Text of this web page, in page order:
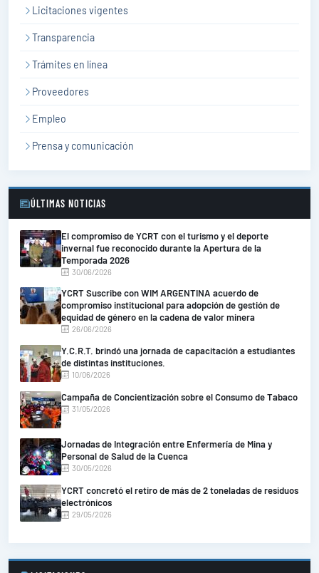
Licitaciones vigentes
Transparencia
Trámites en línea
Proveedores
Empleo
Prensa y comunicación
ÚLTIMAS NOTICIAS
El compromiso de YCRT con el turismo y el deporte
invernal fue reconocido durante la Apertura de la
Temporada 2026
30/06/2026
YCRT Suscribe con WIM ARGENTINA acuerdo de
compromiso institucional para adopción de gestión de
equidad de género en la cadena de valor minera
26/06/2026
Y.C.R.T. brindó una jornada de capacitación a estudiantes
de distintas instituciones.
10/06/2026
Campaña de Concientización sobre el Consumo de Tabaco
31/05/2026
Jornadas de Integración entre Enfermería de Mina y
Personal de Salud de la Cuenca
30/05/2026
YCRT concretó el retiro de más de 2 toneladas de residuos
electrónicos
29/05/2026